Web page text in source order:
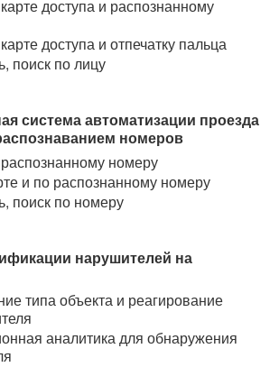
доступа и распознанному
доступа и отпечатку пальца
поиск по лицу
система автоматизации проезда
номеров
номеру
и по распознанному номеру
поиск по номеру
нарушителей на
типа объекта и реагирование
аналитика для обнаружения